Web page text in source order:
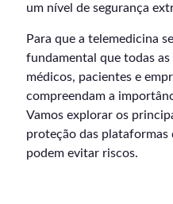
um nível de segurança
Para que a telemedicina
fundamental que todas
médicos, pacientes e
compreendam a
Vamos explorar os
proteção das plataformas
podem evitar riscos.